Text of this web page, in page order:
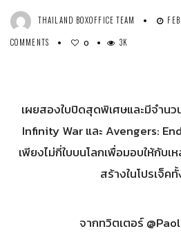
THAILAND BOXOFFICE TEAM
COMMENTS
0 3K
เผยสองใบปิดสุดพิเศษและมีจำน
Infinity War และ Avengers:
เพียงไม่กี่ใบบนโลกเพื่อมอบให้กับ
สร้างในโปรเจ็ค
จากทวิตเตอร์